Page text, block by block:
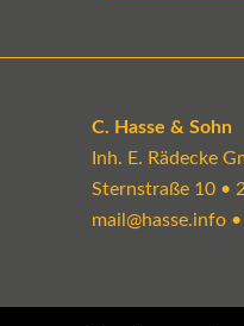
C. Hasse & Sohn
Inh. E. Rädecke
Sternstraße 10 •
mail@hasse.info•